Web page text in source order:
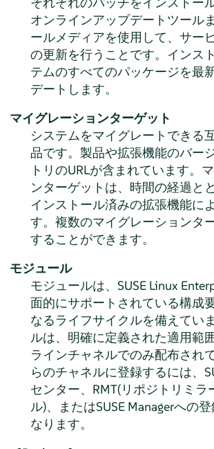
オンラインアップデートツール
ールメディアを使用して、サー
の更新を行うことです。インス
テムのすべてのパッケージを最
デートします。
マイグレーションターゲット
システムをマイグレートできる
品です。製品や拡張機能のバー
トリのURLが含まれています。
ンターゲットは、時間の経過と
インストール済みの拡張機能に
す。複数のマイグレーションタ
することができます。
モジュール
モジュールは、 SUSE Linux
面的にサポートされている構成
なるライフサイクルを備えてい
ルは、明確に定義された適用範
ラインチャネルでのみ配布され
らのチャネルに登録するには、
センター、RMT(リポジトリミラ
ル)、またはSUSE Managerへの
なります。